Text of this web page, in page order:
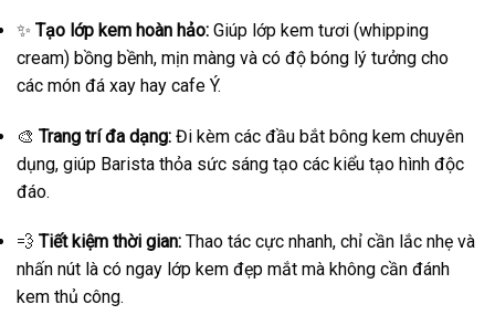
✨ Tạo lớp kem hoàn hảo: Giúp lớp kem tươi (whipping
cream) bồng bềnh, mịn màng và có độ bóng lý tưởng cho
các món đá xay hay cafe Ý.
🎨 Trang trí đa dạng: Đi kèm các đầu bắt bông kem chuyên
dụng, giúp Barista thỏa sức sáng tạo các kiểu tạo hình độc
đáo.
💨 Tiết kiệm thời gian: Thao tác cực nhanh, chỉ cần lắc nhẹ và
nhấn nút là có ngay lớp kem đẹp mắt mà không cần đánh
kem thủ công.